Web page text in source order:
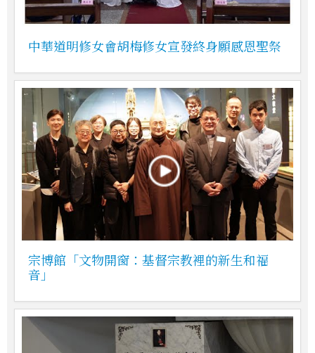
中華道明修女會胡梅修女宣發終身願感恩聖祭
宗博館「文物開窗：基督宗教裡的新生和福
音」